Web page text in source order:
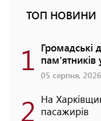
ТОП НОВИНИ
1 Громадські
пам'ятників
05 серпня,
2 На
пасажирів